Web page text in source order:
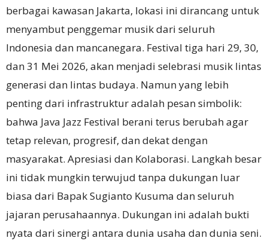
berbagai kawasan Jakarta, lokasi ini dirancang untuk
menyambut penggemar musik dari seluruh
Indonesia dan mancanegara. Festival tiga hari 29, 30,
dan 31 Mei 2026, akan menjadi selebrasi musik lintas
generasi dan lintas budaya. Namun yang lebih
penting dari infrastruktur adalah pesan simbolik:
bahwa Java Jazz Festival berani terus berubah agar
tetap relevan, progresif, dan dekat dengan
masyarakat. Apresiasi dan Kolaborasi. Langkah besar
ini tidak mungkin terwujud tanpa dukungan luar
biasa dari Bapak Sugianto Kusuma dan seluruh
jajaran perusahaannya. Dukungan ini adalah bukti
nyata dari sinergi antara dunia usaha dan dunia seni.